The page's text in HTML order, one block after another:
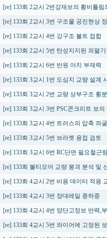
[re] 133회 2교시 2번강재보의 횡비틀림
[re] 133회 2교시 3번 구조물 공진현상
[re] 133회 2교시 4번 강구조 볼트 접합
[re] 133회 2교시 5번 탄성지지된 외팔
[re] 133회 2교시 6번 반원 아치 부재력
[re] 133회 3교시 1번 도심지 교량 설계
[re] 133회 3교시 2번 교량 상부구조 횡
[re] 133회 3교시 3번 PSC콘크리트 보
[re] 133회 3교시 4번 트러스의 압축 좌
[re] 133회 3교시 5번 브라켓 용접 검토
[re] 133회 3교시 6번 RC단면 필요철근
[re] 133회 볼티모어 교량 붕괴 분석 및
[re] 133회 4교시 2번 비용 데이터 적용
[re] 133회 4교시 3번 장대레일 종하중
[re] 133회 4교시 4번 양단고정보 반력,
[re] 133회 4교시 5번 와이어에 고정된 보